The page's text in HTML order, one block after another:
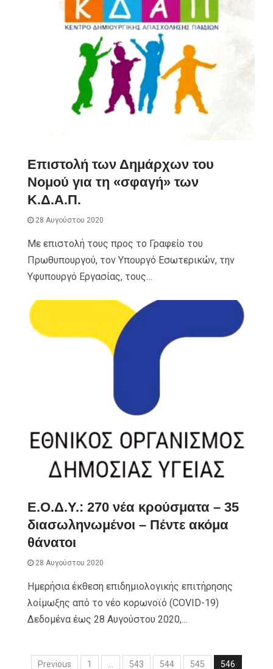
Επιστολή των Δημάρχων του
Νομού για τη «σφαγή» των
Κ.Δ.Α.Π.
28 Αυγούστου 2020
Με επιστολή τους προς το Γραφείο του
Πρωθυπουργού, τον Υπουργό Εσωτερικών, την
Υφυπουργό Εργασίας, τους…
Ε.Ο.Δ.Υ.: 270 νέα κρούσματα – 35
διασωληνωμένοι – Πέντε ακόμα
θάνατοι
28 Αυγούστου 2020
Ημερήσια έκθεση επιδημιολογικής επιτήρησης
λοίμωξης από το νέο κορωνοϊό (COVID-19)
Δεδομένα έως 28 Αυγούστου 2020,…
Previous 1 543 544 545
546